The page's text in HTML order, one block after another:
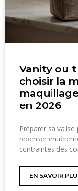
Vanity ou
choisir la
en 2026
Préparer sa
repenser
contraintes des
EN SAVOIR